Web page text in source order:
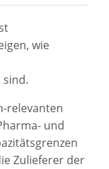
wie
relevanten
und
Zulieferer der